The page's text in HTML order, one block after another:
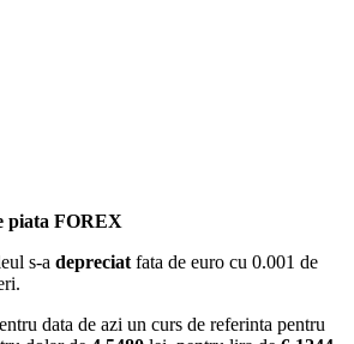
piata FOREX
s-a depreciat fata de euro cu 0.001 de
data de azi un curs de referinta pentru